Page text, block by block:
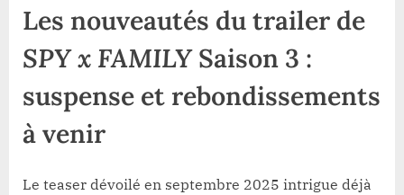
Les nouveautés du trailer de
SPY x FAMILYSaison 3 :
suspense et rebondissements
à venir
Le teaser dévoilé en septembre 2025 intrigue déjà